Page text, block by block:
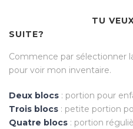
TU
SUITE?
Commence par sélectionner
pour voir mon inventaire.
Deux blocs : portion pour
Trois blocs : petite portion
Quatre blocs : portion